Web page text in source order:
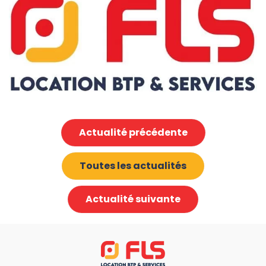
Actualité précédente
Toutes les actualités
Actualité suivante